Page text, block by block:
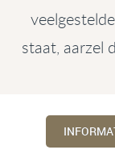
staat, aarzel